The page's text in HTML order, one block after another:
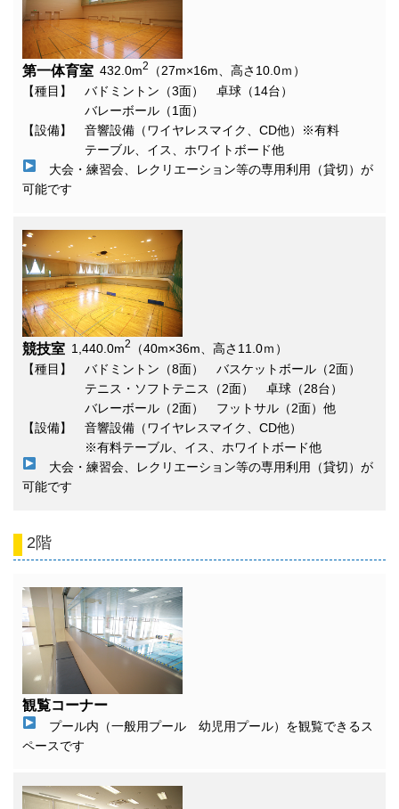
第一体育室 432.0m2
（27m×16m、高さ10.0ｍ）
【種目】 バドミントン（3面） 卓球（14台）
バレーボール（1面）
【設備】 音響設備（ワイヤレスマイク、CD他）※有料
テーブル、イス、ホワイトボード他
大会・練習会、レクリエーション等の専用利用（貸切）が
可能です
競技室 1,440.0m2
（40m×36m、高さ11.0ｍ）
【種目】 バドミントン（8面） バスケットボール（2面）
テニス・ソフトテニス（2面） 卓球（28台）
バレーボール（2面） フットサル（2面）他
【設備】 音響設備（ワイヤレスマイク、CD他）
※有料テーブル、イス、ホワイトボード他
大会・練習会、レクリエーション等の専用利用（貸切）が
可能です
2階
観覧コーナー
プール内（一般用プール 幼児用プール）を観覧できるス
ペースです